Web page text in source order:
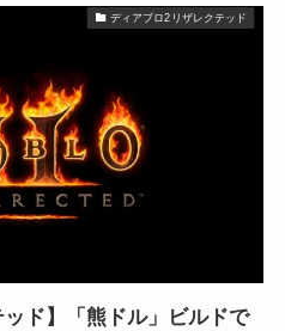
ディアブロ2リザレクテッド
ッド】「熊ドル」ビルドで